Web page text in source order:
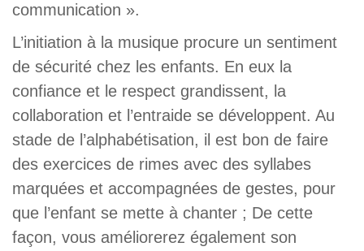
communication ».
L’initiation à la musique procure un sentiment
de sécurité chez les enfants. En eux la
confiance et le respect grandissent, la
collaboration et l’entraide se développent. Au
stade de l’alphabétisation, il est bon de faire
des exercices de rimes avec des syllabes
marquées et accompagnées de gestes, pour
que l’enfant se mette à chanter ; De cette
façon, vous améliorerez également son